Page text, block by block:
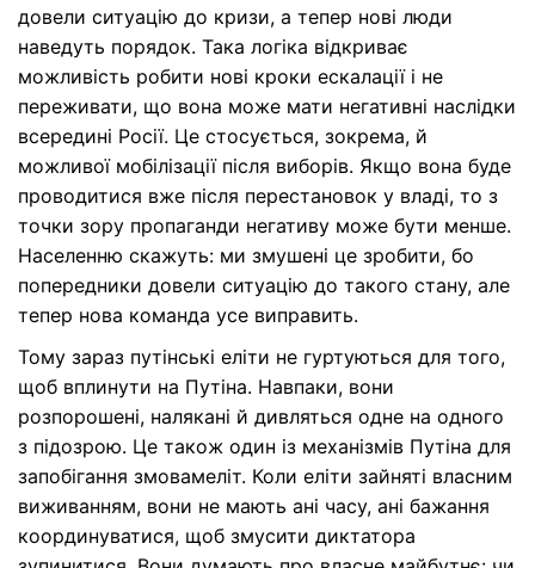
довели ситуацію до кризи, а тепер нові люди
наведуть порядок. Така логіка відкриває
можливість робити нові кроки ескалації і не
переживати, що вона може мати негативні наслідки
всередині Росії. Це стосується, зокрема, й
можливої мобілізації після виборів. Якщо вона буде
проводитися вже після перестановок у владі, то з
точки зору пропаганди негативу може бути менше.
Населенню скажуть: ми змушені це зробити, бо
попередники довели ситуацію до такого стану, але
тепер нова команда усе виправить.
Тому зараз путінські еліти не гуртуються для того,
щоб вплинути на Путіна. Навпаки, вони
розпорошені, налякані й дивляться одне на одного
з підозрою. Це також один із механізмів Путіна для
запобігання змовамеліт. Коли еліти зайняті власним
виживанням, вони не мають ані часу, ані бажання
координуватися, щоб змусити диктатора